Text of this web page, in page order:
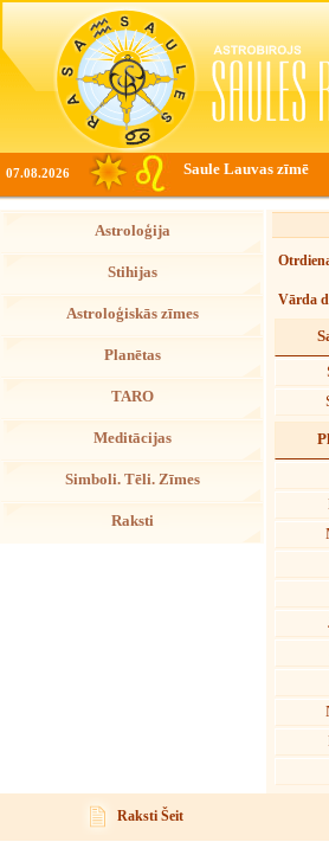
07.08.2026 Saule Lauvas zīmē
Astroloģija
Stihijas
Astroloģiskās zīmes
Planētas
TARO
Meditācijas
Simboli. Tēli. Zīmes
Raksti
Vārda
Raksti Šeit